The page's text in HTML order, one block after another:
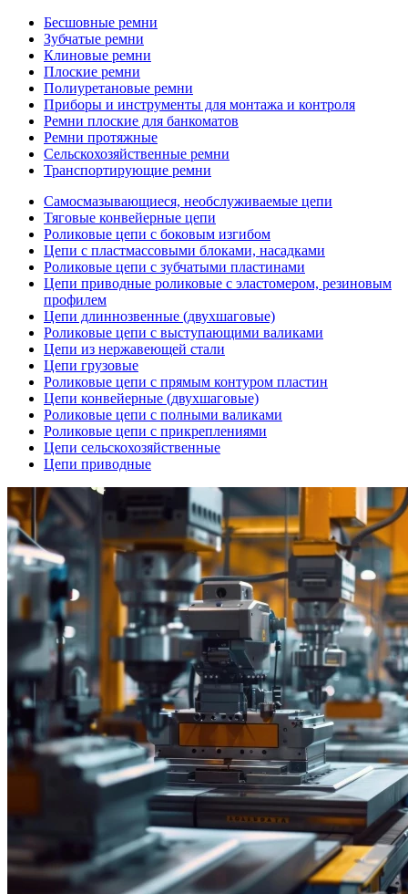
Бесшовные ремни
Зубчатые ремни
Клиновые ремни
Плоские ремни
Полиуретановые ремни
Приборы и инструменты для монтажа и контроля
Ремни плоские для банкоматов
Ремни протяжные
Сельскохозяйственные ремни
Транспортирующие ремни
Самосмазывающиеся, необслуживаемые цепи
Тяговые конвейерные цепи
Роликовые цепи с боковым изгибом
Цепи с пластмассовыми блоками, насадками
Роликовые цепи с зубчатыми пластинами
Цепи приводные роликовые с эластомером, резиновым
профилем
Цепи длиннозвенные (двухшаговые)
Роликовые цепи с выступающими валиками
Цепи из нержавеющей стали
Цепи грузовые
Роликовые цепи с прямым контуром пластин
Цепи конвейерные (двухшаговые)
Роликовые цепи с полными валиками
Роликовые цепи с прикреплениями
Цепи сельскохозяйственные
Цепи приводные